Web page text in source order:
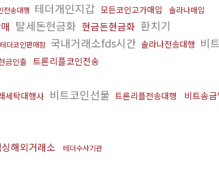
전송대행 테더개인지갑 모든코인고가매입
솔라나매입
탈세돈현금화 현금돈현금화 환치기
테더코인판매함 국내거래소fds시간 솔라나전송대행 비
금인출 트론리플코인전송
세탁대행사 비트코인선물 트론리플전송대행 비트송
해외거래소
테더수사기관